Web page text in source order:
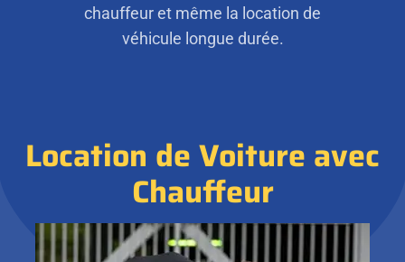
chauffeur et même la location de
véhicule longue durée.
Location de Voiture avec
Chauffeur